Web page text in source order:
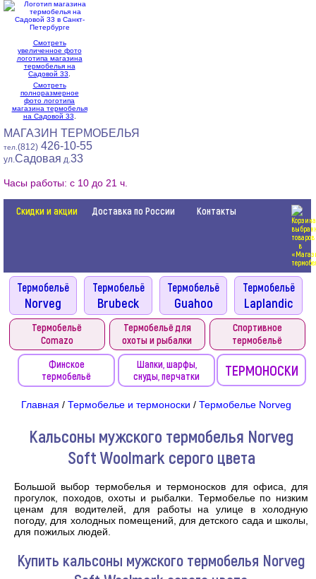
Смотреть
увеличенное фото
логотипа магазина
термобелья на
Садовой 33
Смотреть
полноразмерное
фото логотипа
магазина термобелья
на Садовой 33
МАГАЗИН ТЕРМОБЕЛЬЯ
тел. (812) 426-10-55
ул.Садовая д.33
Часы работы: с 10 до 21 ч.
Скидки и акции Доставка по России Контакты
Термобельё
Comazo
Термобельё для
охоты и рыбалки
Спортивное
термобельё
Финское
термобельё
Шапки, шарфы,
снуды, перчатки
ТЕРМОНОСКИ
Главная / Термобелье и термоноски / Термобелье Norveg
Кальсоны мужского термобелья Norveg
Soft Woolmark серого цвета
Большой выбор термобелья и термоносков для офиса, для
прогулок, походов, охоты и рыбалки. Термобелье по низким
ценам для водителей, для работы на улице в холодную
погоду, для холодных помещений, для детского сада и школы,
для пожилых людей.
Купить кальсоны мужского термобелья Norveg
Термобельё
Norveg
Термобельё
Brubeck
Термобельё
Guahoo
Термобельё
Laplandic